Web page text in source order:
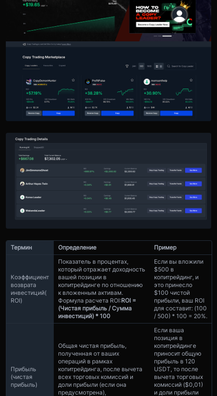
Термин Определение Пример
Коэффициент
возврата
инвестиций(
ROI)
Показатель в процентах,
который отражает доходность
вашей позиции в
копитрейдинге по отношению
к вложенным активам.
Формула расчета ROI:ROI =
(Чистая прибыль / Сумма
инвестиций) * 100
Если вы вложили
$500 в
копитрейдинг, и
это принесло
$100 чистой
прибыли, ваш ROI
для составит: (100
/ 500) * 100 = 20%.
Прибыль
(чистая
прибыль)
Общая чистая прибыль,
полученная от ваших
операций в рамках
копитрейдинга, после вычета
всех торговых комиссий и
доли прибыли (если она
предусмотрена),
Если ваша
позиция в
копитрейдинге
приносит общую
прибыль в 120
USDT, то после
вычета торговых
комиссий ($0,01)
и доли прибыли